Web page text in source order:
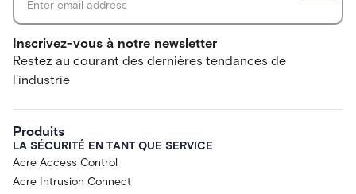
Inscrivez-vous à notre newsletter
Restez au courant des dernières tendances de
l'industrie
Produits
LA SÉCURITÉ EN TANT QUE SERVICE
Acre Access Control
Acre Intrusion Connect